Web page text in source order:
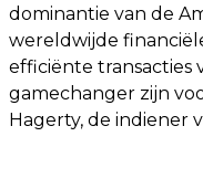
dominantie van de
wereldwijde
efficiënte transacties
gamechanger zijn
Hagerty, de indiener